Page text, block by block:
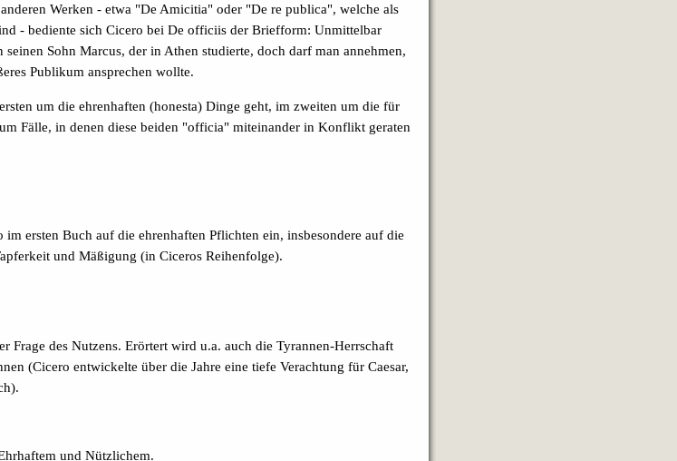
Werken - etwa "De Amicitia" oder "De re publica", welche als
- bediente sich Cicero bei De officiis der Briefform: Unmittelbar
seinen Sohn Marcus, der in Athen studierte, doch darf man annehmen,
Publikum ansprechen wollte.
um die ehrenhaften (honesta) Dinge geht, im zweiten um die für
Fälle, in denen diese beiden "officia" miteinander in Konflikt geraten
ersten Buch auf die ehrenhaften Pflichten ein, insbesondere auf die
und Mäßigung (in Ciceros Reihenfolge).
Frage des Nutzens. Erörtert wird u.a. auch die Tyrannen-Herrschaft
(Cicero entwickelte über die Jahre eine tiefe Verachtung für Caesar,
und Nützlichem.